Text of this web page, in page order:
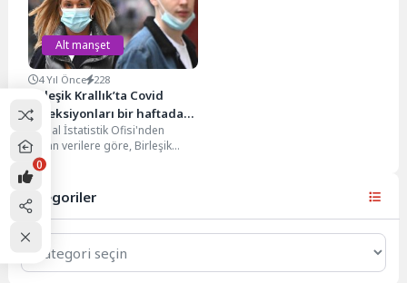
Alt manşet
4 Yıl Önce 228
Birleşik Krallık’ta Covid
enfeksiyonları bir haftada
bir milyon arttı
Ulusal İstatistik Ofisi'nden
alınan verilere göre, Birleşik
Krallık'ta Covid vakaları bir
haftada bir milyon arttı....
Kategoriler
Kategoriler
0